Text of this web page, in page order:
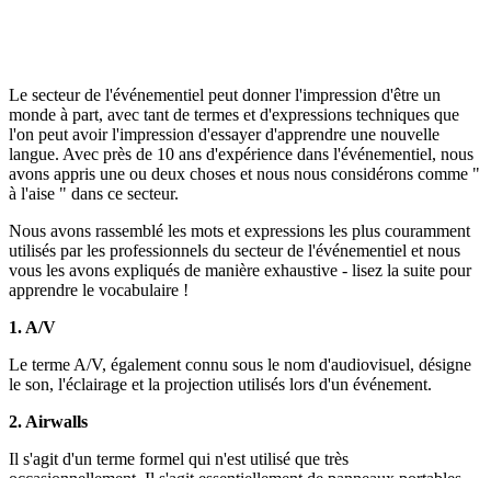
Le secteur de l'événementiel peut donner l'impression d'être un
monde à part, avec tant de termes et d'expressions techniques que
l'on peut avoir l'impression d'essayer d'apprendre une nouvelle
langue. Avec près de 10 ans d'expérience dans l'événementiel, nous
avons appris une ou deux choses et nous nous considérons comme "
à l'aise " dans ce secteur.
Nous avons rassemblé les mots et expressions les plus couramment
utilisés par les professionnels du secteur de l'événementiel et nous
vous les avons expliqués de manière exhaustive - lisez la suite pour
apprendre le vocabulaire !
1. A/V
Le terme A/V, également connu sous le nom d'audiovisuel, désigne
le son, l'éclairage et la projection utilisés lors d'un événement.
2. Airwalls
Il s'agit d'un terme formel qui n'est utilisé que très